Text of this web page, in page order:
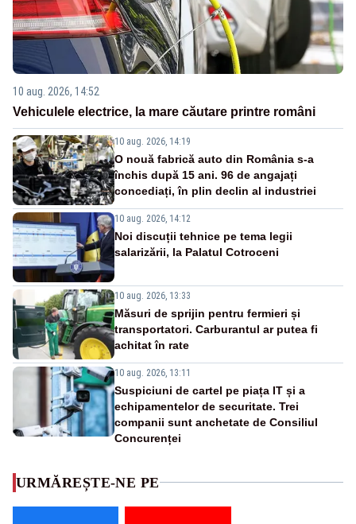
10 aug. 2026, 14:52
Vehiculele electrice, la mare căutare printre români
10 aug. 2026, 14:19
O nouă fabrică auto din România s-a
închis după 15 ani. 96 de angajați
concediați, în plin declin al industriei
10 aug. 2026, 14:12
Noi discuții tehnice pe tema legii
salarizării, la Palatul Cotroceni
10 aug. 2026, 13:33
Măsuri de sprijin pentru fermieri și
transportatori. Carburantul ar putea fi
achitat în rate
10 aug. 2026, 13:11
Suspiciuni de cartel pe piața IT și a
echipamentelor de securitate. Trei
companii sunt anchetate de Consiliul
Concurenței
URMĂREȘTE-NE PE